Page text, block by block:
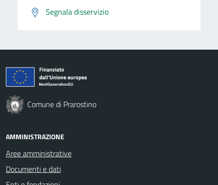
Segnala disservizio
Comune di Prarostino
AMMINISTRAZIONE
Aree amministrative
Documenti e dati